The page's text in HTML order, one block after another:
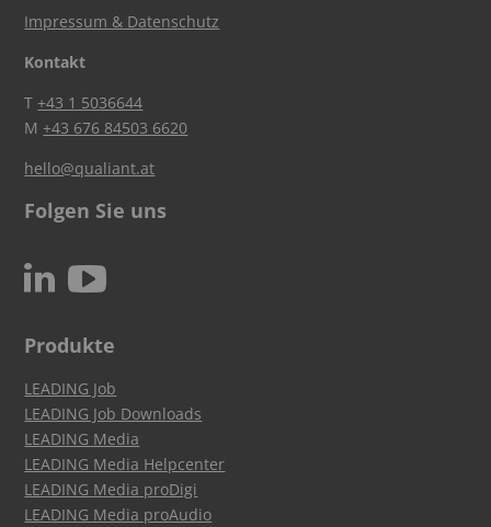
Impressum & Datenschutz
Kontakt
T+43 1 5036644
M+43 676 84503 6620
hello@qualiant.at
Folgen Sie uns
N c
Produkte
LEADING Job
LEADING Job Downloads
LEADING Media
LEADING Media Helpcenter
LEADING Media proDigi
LEADING Media proAudio